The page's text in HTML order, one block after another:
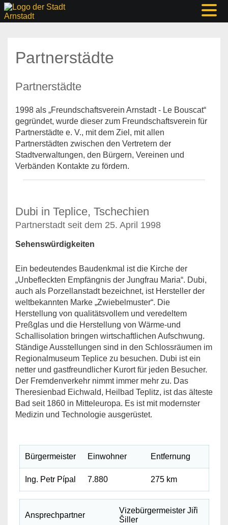
Partnerstädte
Partnerstädte
1998 als „Freundschaftsverein Arnstadt - Le Bouscat“
gegründet, wurde dieser zum Freundschaftsverein für
Partnerstädte e. V., mit dem Ziel, mit allen
Partnerstädten zwischen den Vertretern der
Stadtverwaltungen, den Bürgern, Vereinen und
Verbänden Kontakte zu fördern.
Dubi in Teplice, Tschechien
Partnerstadt seit dem 25. April 1998
Sehenswürdigkeiten
Ein bedeutendes Baudenkmal ist die Kirche der
„Unbefleckten Empfängnis der Jungfrau Maria“. Dubi,
auch als Porzellanstadt bezeichnet, ist Hersteller der
weltbekannten Marke „Zwiebelmuster“. Die
Herstellung von qualitätsvollem und veredeltem
Preßglas und die Herstellung von Wärme-und
Schallisolation bringen wirtschaftlichen Aufschwung.
Ständige Ausstellungen sind in den Schlossräumen im
Regionalmuseum Teplice zu besuchen. Dubi ist ein
netter und gastfreundlicher Kurort für jeden Besucher.
Der Fremdenverkehr nimmt immer mehr zu. Das
Theresienbad Eichwald, Heilbad Teplitz, ist das älteste
Bad seit 1860 in Mitteleuropa. Es ist mit modernster
Medizin und Technologie ausgerüstet.
Bürgermeister Einwohner Entfernung
Ing. Petr Pípal 7.880 275 km
Ansprechpartner
Vizebürgermeister Jiři
Šiller